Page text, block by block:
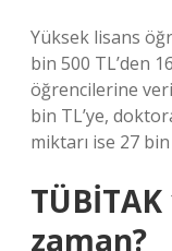
Yüksek lisans
bin 500 TL’den
öğrencilerine
bin TL’ye,
miktarı ise 27 bin
zaman?